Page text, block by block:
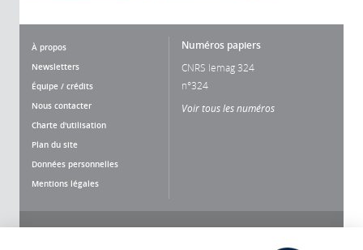
À propos
Newsletters
Équipe / crédits
Nous contacter
Charte d'utilisation
Plan du site
Données personnelles
Mentions légales
Numéros papiers
CNRS lemag 324
n°324
Voir tous les numéros